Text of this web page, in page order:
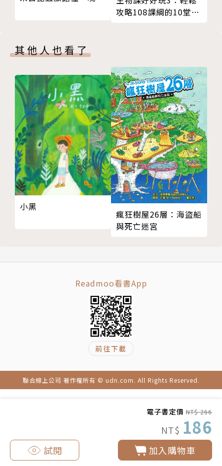
電子書定價 NT$ 266
NT$ 186
加入購物車
試閱
實，常以人類與大自然的交會為寫作主題，文評家經常
萬。
伯森不僅榮獲美國圖書館協會（ALA）頒贈的瑪格麗
特．愛德華終身成就獎（Margaret A. Edwards Awar
d），以表彰他對青少年文學的貢獻，其著作《手斧男
孩》﹙Hatchet，系列書皆為野人文化出版﹚、《Dog
song》及《The Winter Room》三書更獲美國知名大
獎「紐伯瑞文學獎」肯定。
譯者簡介 |
譯者／奉君山
台大中文系畢，兼職翻譯，正業養貓。育有二貓一犬，
攻略108課綱的10堂生
其他人也看了
小黑
瘋狂樹屋26層：海盜船
與死亡迷宮
Readmoo看書App
前往下載
聯合線上公司 著作權所有 © udn.com. All Rights Reserved.